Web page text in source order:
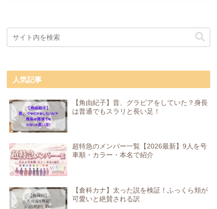
人気記事
【角由紀子】昔、グラビアをしていた？身長
は普通でもスラリと長い足！
超特急のメンバー一覧【2026最新】9人を号
車順・カラー・本名で紹介
【倉科カナ】太った説を検証！ふっくら頬が
可愛いと絶賛される訳